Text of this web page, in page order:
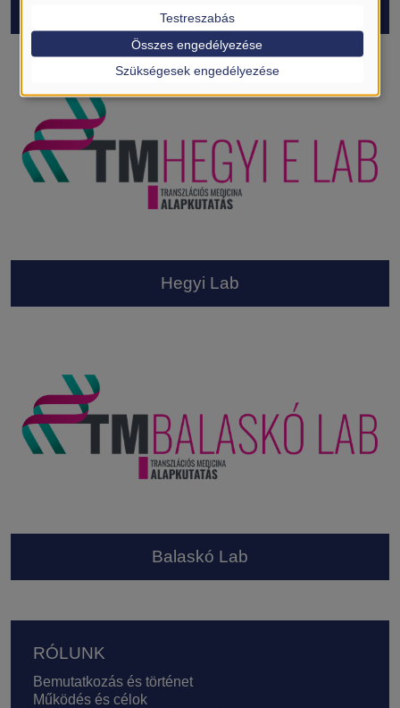
Pétervári Lab
Hegyi Lab
Balaskó Lab
Lábléc
RÓLUNK
Bemutatkozás és történet
Működés és célok
Testreszabás
Szükségesek engedélyezése
Összes engedélyezése